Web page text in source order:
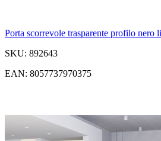
Porta scorrevole trasparente profilo nero
SKU: 892643
EAN: 8057737970375